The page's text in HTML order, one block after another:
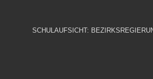
SCHULAUFSICHT: